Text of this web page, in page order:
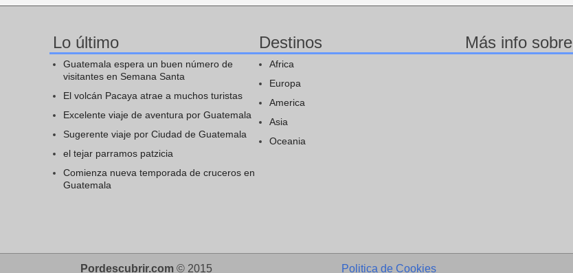
Lo último
Guatemala espera un buen número de
visitantes en Semana Santa
El volcán Pacaya atrae a muchos turistas
Excelente viaje de aventura por Guatemala
Sugerente viaje por Ciudad de Guatemala
el tejar parramos patzicia
Comienza nueva temporada de cruceros en
Guatemala
Destinos
Africa
Europa
America
Asia
Oceania
Más info sobre
Pordescubrir.com © 2015 Politica de Cookies